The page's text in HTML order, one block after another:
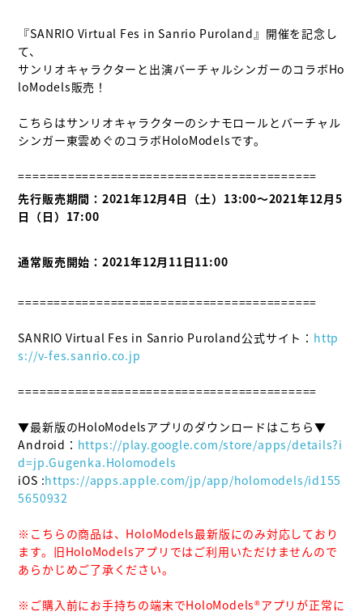
『SANRIO Virtual Fes in Sanrio Puroland』開催を記念し
て、
サンリオキャラクターと出演バーチャルシンガーのコラボHo
loModels販売！
こちらはサンリオキャラクターのシナモロールとバーチャル
シンガー東雲めぐのコラボHoloModelsです。
先行販売期間：2021年12月4日（土）13:00〜2021年12月5
日（日）17:00
通常販売開始：2021年12月11日11:00
==========================================
SANRIO Virtual Fes in Sanrio Puroland公式サイト： http
s://v-fes.sanrio.co.jp
==========================================
▼最新版のHoloModelsアプリのダウンロードはこちら▼
Android： https://play.google.com/store/apps/details?i
d=jp.Gugenka.Holomodels
iOS :https://apps.apple.com/jp/app/holomodels/id155
5650932
※こちらの商品は、HoloModels最新版にのみ対応しており
ます。旧HoloModelsアプリではご利用いただけませんので
あらかじめご了承ください。
※ご購入前にお手持ちの端末でHoloModels®︎アプリが正常に